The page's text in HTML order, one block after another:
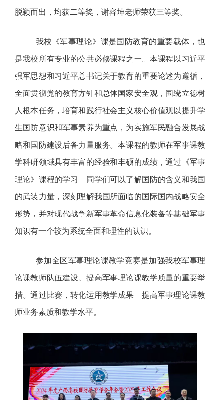
脱颖而出，均获二等奖，谢容坤老师荣获三等奖。
我校《军事理论》课是国防教育的重要载体，也
是我校所有专业的公共必修课程之一。本课程以习近平
强军思想和习近平总书记关于教育的重要论述为遵循，
全面贯彻党的教育方针和总体国家安全观，围绕立德树
人根本任务，培育和践行社会主义核心价值观以提升学
生国防意识和军事素养为重点，为实施军民融合发展战
略和国防建设后备力量服务。本课程的教师在军事课教
学科研领域具有丰富的经验和丰硕的成绩，通过《军事
理论》课程的学习，同学们可以了解国防的含义和我国
的武装力量，深刻理解我国所面临的国际国内战略安全
形势，并对现代战争新军事革命信息化装备等基础军事
知识有一个较为系统全面和理性的认识。
参加全区军事理论课教学竞赛是加强我校军事理
论课教师队伍建设、提高军事理论课教学质量的重要举
措。通过比赛，转化运用教学成果，提高军事理论课教
师业务素质和教学水平。